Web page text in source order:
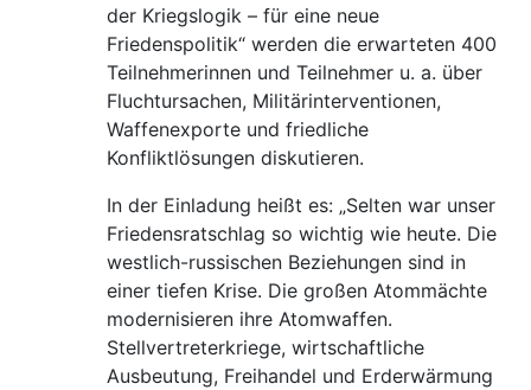
der Kriegslogik – für eine neue
Friedenspolitik“ werden die erwarteten 400
Teilnehmerinnen und Teilnehmer u. a. über
Fluchtursachen, Militärinterventionen,
Waffenexporte und friedliche
Konfliktlösungen diskutieren.
In der Einladung heißt es: „Selten war unser
Friedensratschlag so wichtig wie heute. Die
westlich-russischen Beziehungen sind in
einer tiefen Krise. Die großen Atommächte
modernisieren ihre Atomwaffen.
Stellvertreterkriege, wirtschaftliche
Ausbeutung, Freihandel und Erderwärmung